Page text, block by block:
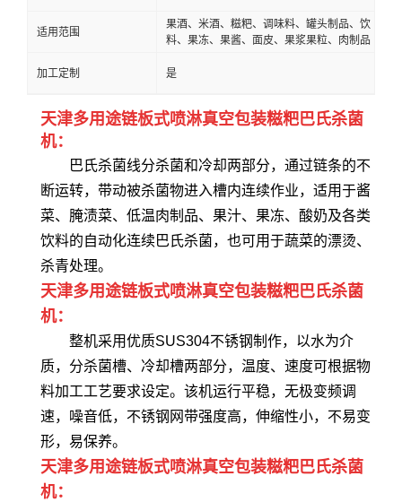
适用范围
果酒、米酒、糍粑、调味料、罐头制品、饮
料、果冻、果酱、面皮、果浆果粒、肉制品
加工定制 是
天津多用途链板式喷淋真空包装糍粑巴氏杀菌
机：
巴氏杀菌线分杀菌和冷却两部分，通过链条的不
断运转，带动被杀菌物进入槽内连续作业，适用于酱
菜、腌渍菜、低温肉制品、果汁、果冻、酸奶及各类
饮料的自动化连续巴氏杀菌，也可用于蔬菜的漂烫、
杀青处理。
天津多用途链板式喷淋真空包装糍粑巴氏杀菌
机：
整机采用优质SUS304不锈钢制作，以水为介
质，分杀菌槽、冷却槽两部分，温度、速度可根据物
料加工工艺要求设定。该机运行平稳，无极变频调
速，噪音低，不锈钢网带强度高，伸缩性小，不易变
形，易保养。
天津多用途链板式喷淋真空包装糍粑巴氏杀菌
机：